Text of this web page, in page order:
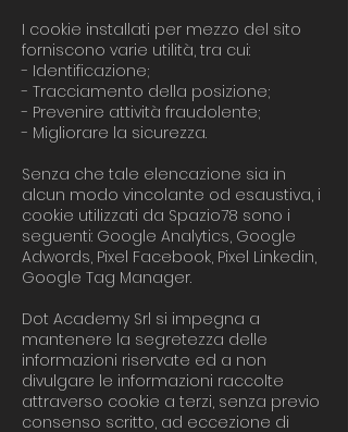
I cookie installati per mezzo del sito
forniscono varie utilità, tra cui:
- Identificazione;
- Tracciamento della posizione;
- Prevenire attività fraudolente;
- Migliorare la sicurezza.
Senza che tale elencazione sia in
alcun modo vincolante od esaustiva, i
cookie utilizzati da Spazio78 sono i
seguenti: Google Analytics, Google
Adwords, Pixel Facebook, Pixel Linkedin,
Google Tag Manager.
Dot Academy Srl si impegna a
mantenere la segretezza delle
informazioni riservate ed a non
divulgare le informazioni raccolte
attraverso cookie a terzi, senza previo
consenso scritto, ad eccezione di